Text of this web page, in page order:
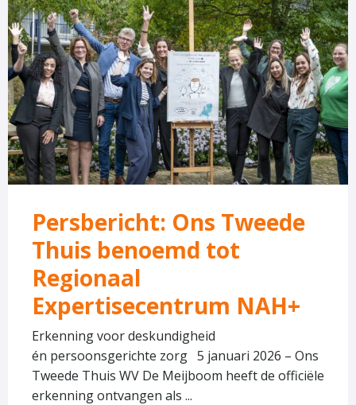
Persbericht: Ons Tweede
Thuis benoemd tot
Regionaal
Expertisecentrum NAH+
Erkenning voor deskundigheid
én persoonsgerichte zorg 5 januari 2026 – Ons
Tweede Thuis WV De Meijboom heeft de officiële
erkenning ontvangen als ...
meer
over
Persbericht:
Ons
Tweede
Thuis
benoemd
tot
Regionaal
NAH+